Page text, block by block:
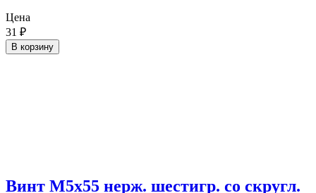
Цена
31 ₽
В корзину
Винт М5х55 нерж. шестигр. со скругл.